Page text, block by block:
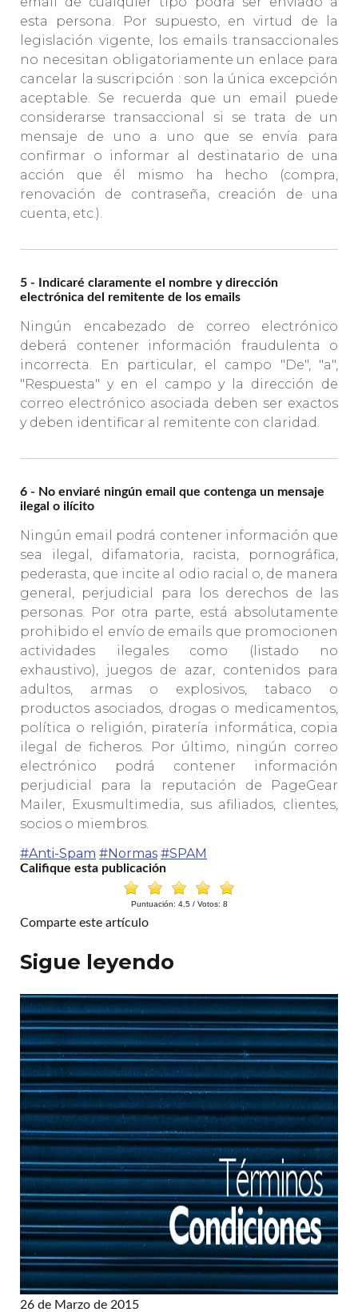
esta persona. Por supuesto, en virtud de la
legislación vigente, los emails transaccionales
no necesitan obligatoriamente un enlace para
cancelar la suscripción : son la única excepción
aceptable. Se recuerda que un email puede
considerarse transaccional si se trata de un
mensaje de uno a uno que se envía para
confirmar o informar al destinatario de una
acción que él mismo ha hecho (compra,
renovación de contraseña, creación de una
cuenta, etc.).
5 - Indicaré claramente el nombre y dirección
electrónica del remitente de los emails
Ningún encabezado de correo electrónico
deberá contener información fraudulenta o
incorrecta. En particular, el campo "De", "a",
"Respuesta" y en el campo y la dirección de
correo electrónico asociada deben ser exactos
y deben identificar al remitente con claridad.
6 - No enviaré ningún email que contenga un mensaje
ilegal o ilícito
Ningún email podrá contener información que
sea ilegal, difamatoria, racista, pornográfica,
pederasta, que incite al odio racial o, de manera
general, perjudicial para los derechos de las
personas. Por otra parte, está absolutamente
prohibido el envío de emails que promocionen
actividades ilegales como (listado no
exhaustivo), juegos de azar, contenidos para
adultos, armas o explosivos, tabaco o
productos asociados, drogas o medicamentos,
política o religión, piratería informática, copia
ilegal de ficheros. Por último, ningún correo
electrónico podrá contener información
perjudicial para la reputación de PageGear
Mailer, Exusmultimedia, sus afiliados, clientes,
socios o miembros.
#Anti-Spam #Normas #SPAM
Califique esta publicación
Puntuación: 4.5 / Votos: 8
Comparte este artículo
Sigue leyendo
26 de Marzo de 2015